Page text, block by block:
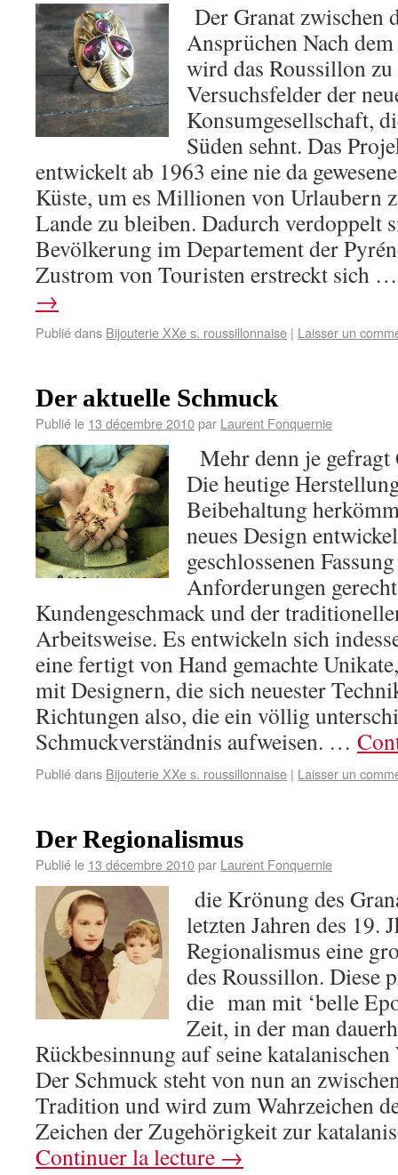
Der Granat zwischen
Ansprüchen Nach
wird das Roussillon
Versuchsfelder der
Konsumgesellschaft,
Süden sehnt. Das
entwickelt ab 1963 eine nie da
Küste, um es Millionen von Urlaubern
Lande zu bleiben. Dadurch verdoppelt
Bevölkerung im Departement der
Zustrom von Touristen erstreckt sich
→
Publié dans Bijouterie XXe s. roussillonnaise | Laisser un
Der aktuelle Schmuck
Publié le 13 décembre 2010par Laurent Fonquernie
Mehr denn je
Die heutige
Beibehaltung
neues Design
geschlossenen
Anforderungen
Kundengeschmack und der
Arbeitsweise. Es entwickeln sich
eine fertigt von Hand gemachte
mit Designern, die sich neuester
Richtungen also, die ein völlig
Schmuckverständnis aufweisen. …
Publié dans Bijouterie XXe s. roussillonnaise | Laisser un
Der Regionalismus
Publié le 13 décembre 2010par Laurent Fonquernie
die Krönung des
letzten Jahren des 19.
Regionalismus eine
des Roussillon. Diese
die man mit ‘belle
Zeit, in der man
Rückbesinnung auf seine
Der Schmuck steht von nun an
Tradition und wird zum Wahrzeichen
Zeichen der Zugehörigkeit zur
Continuer la lecture →